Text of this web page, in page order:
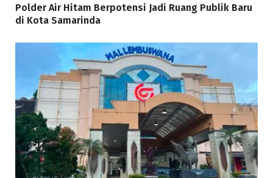
Polder Air Hitam Berpotensi Jadi Ruang Publik Baru
di Kota Samarinda